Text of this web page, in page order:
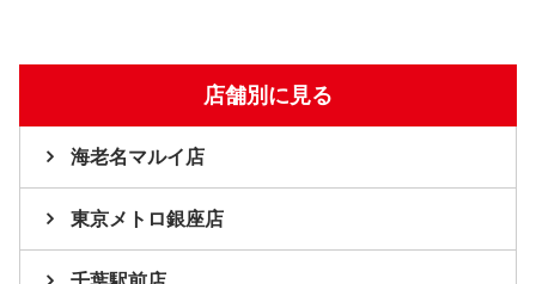
店舗別に見る
海老名マルイ店
東京メトロ銀座店